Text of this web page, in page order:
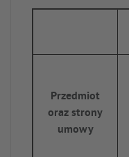
Przedmiot
oraz strony
umowy